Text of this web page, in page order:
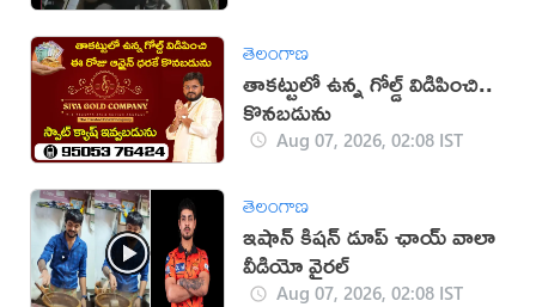
తెలంగాణ
తాకట్టులో ఉన్న గోల్డ్ విడిపించి..
కొనబడును
Aug 07, 2026, 02:08 IST
తెలంగాణ
ఇషాన్ కిషన్ డూప్ ఛాయ్ వాలా
వీడియో వైరల్
Aug 07, 2026, 02:08 IST